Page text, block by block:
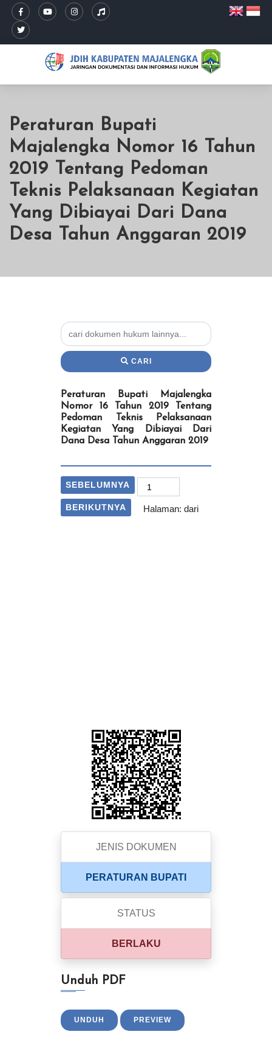
Peraturan Bupati
Majalengka Nomor 16 Tahun
2019 Tentang Pedoman
Teknis Pelaksanaan Kegiatan
Yang Dibiayai Dari Dana
Desa Tahun Anggaran 2019
CARI
Peraturan Bupati Majalengka
Nomor 16 Tahun 2019 Tentang
Pedoman Teknis Pelaksanaan
Kegiatan Yang Dibiayai Dari
Dana Desa Tahun Anggaran 2019
SEBELUMNYA
BERIKUTNYA Halaman: dari
JENIS DOKUMEN
PERATURAN BUPATI
STATUS
BERLAKU
Unduh PDF
UNDUH PREVIEW